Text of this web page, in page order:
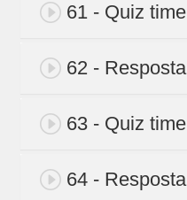
61 - Quiz time
62 - Resposta
63 - Quiz time
64 - Resposta